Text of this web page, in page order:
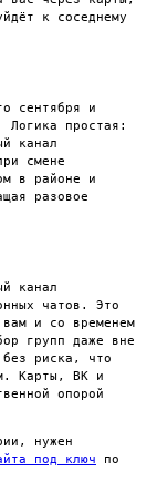
к соседнему
сентября и
Логика простая:
канал
смене
в районе и
разовое
канал
чатов. Это
и со временем
групп даже вне
риска, что
Карты, ВК и
опорой
нужен
под ключ по